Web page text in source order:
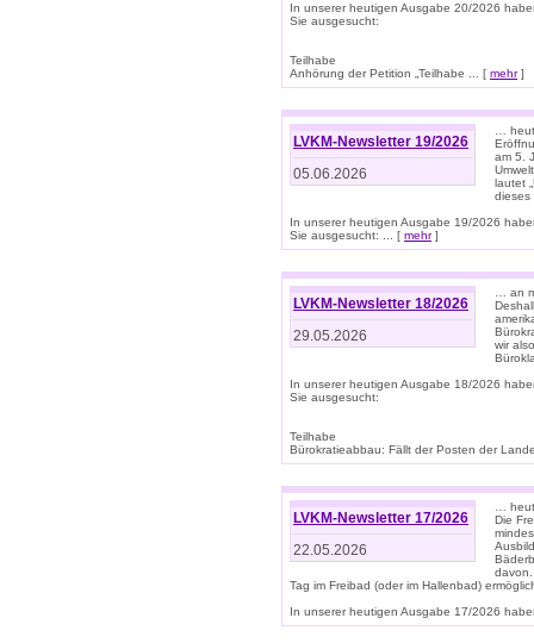
In unserer heutigen Ausgabe 20/2026
Sie ausgesucht:
Teilhabe
Anhörung der Petition „Teilhabe ... [ mehr]
LVKM-Newsletter 19/2026
05.06.2026
…
am 5.
lautet
dieses
In unserer heutigen Ausgabe 19/2026
Sie ausgesucht: ... [ mehr]
LVKM-Newsletter 18/2026
29.05.2026
… an
wir
In unserer heutigen Ausgabe 18/2026
Sie ausgesucht:
Teilhabe
Bürokratieabbau: Fällt der Posten der
LVKM-Newsletter 17/2026
22.05.2026
…
Die
davon.
Tag im Freibad (oder im Hallenbad)
In unserer heutigen Ausgabe 17/2026